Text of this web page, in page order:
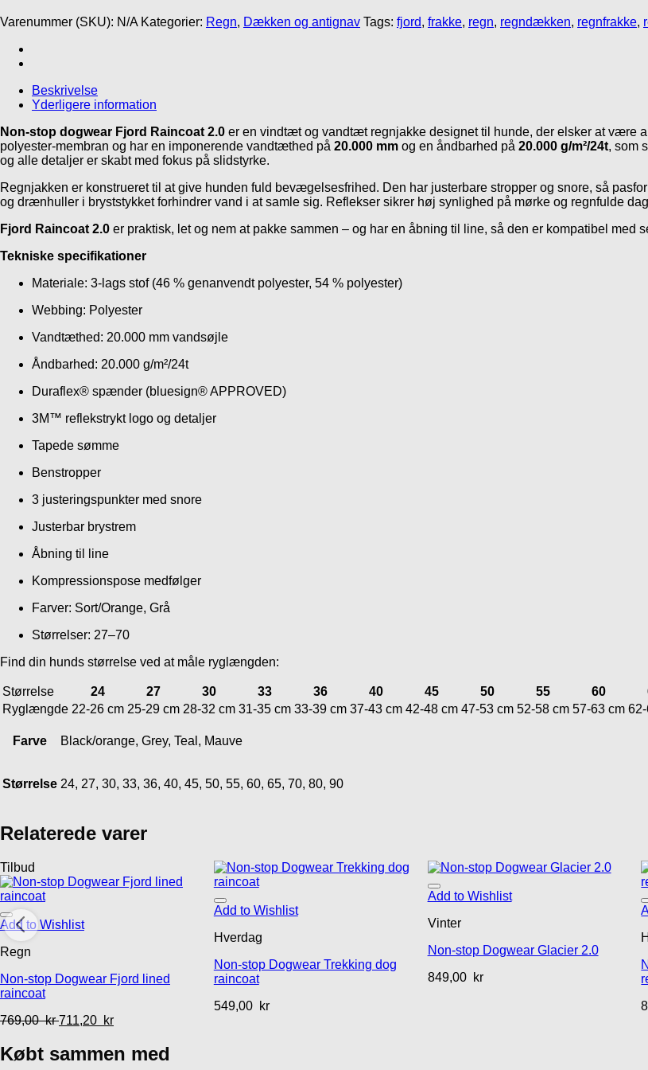
2.0
Varenummer (SKU): N/A Kategorier: Regn, Dækken og antignav Tags: fjord, frakke, regn, regndækken, regnfrakke,
Beskrivelse
Yderligere information
Non-stop dogwear Fjord Raincoat 2.0 er en vindtæt og vandtæt regnjakke designet til hunde, der elsker at være
polyester-membran og har en imponerende vandtæthed på 20.000 mm og en åndbarhed på 20.000 g/m²/24t, som
og alle detaljer er skabt med fokus på slidstyrke.
Regnjakken er konstrueret til at give hunden fuld bevægelsesfrihed. Den har justerbare stropper og snore, så
og drænhuller i bryststykket forhindrer vand i at samle sig. Reflekser sikrer høj synlighed på mørke og regnfulde
Fjord Raincoat 2.0 er praktisk, let og nem at pakke sammen – og har en åbning til line, så den er kompatibel med
Tekniske specifikationer
Materiale: 3-lags stof (46 % genanvendt polyester, 54 % polyester)
Webbing: Polyester
Vandtæthed: 20.000 mm vandsøjle
Åndbarhed: 20.000 g/m²/24t
Duraflex® spænder (bluesign® APPROVED)
3M™ reflekstrykt logo og detaljer
Tapede sømme
Benstropper
3 justeringspunkter med snore
Justerbar brystrem
Åbning til line
Kompressionspose medfølger
Farver: Sort/Orange, Grå
Størrelser: 27–70
Find din hunds størrelse ved at måle ryglængden:
Størrelse 24 27 30 33 36 40 45 50 55 60
Ryglængde 22-26 cm 25-29 cm 28-32 cm 31-35 cm 33-39 cm 37-43 cm 42-48 cm 47-53 cm 52-58 cm 57-63 cm
Farve Black/orange, Grey, Teal, Mauve
Størrelse 24, 27, 30, 33, 36, 40, 45, 50, 55, 60, 65, 70, 80, 90
Relaterede varer
Tilbud
Add to Wishlist
Regn
Non-stop Dogwear Fjord lined
raincoat
769,00kr 711,20 kr
Add to Wishlist
Hverdag
Non-stop Dogwear Trekking dog
raincoat
549,00 kr
Add to Wishlist
Vinter
Non-stop Dogwear Glacier 2.0
849,00 kr
Købt sammen med